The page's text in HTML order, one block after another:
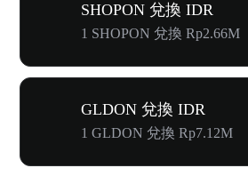
SHOPON 兌換 IDR
1 SHOPON 兌換 Rp2.66M
GLDON 兌換 IDR
1 GLDON 兌換 Rp7.12M